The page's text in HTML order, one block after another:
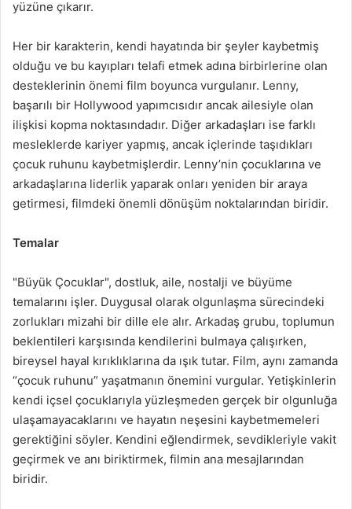
yüzüne çıkarır.
Her bir karakterin, kendi hayatında bir şeyler kaybetmiş
olduğu ve bu kayıpları telafi etmek adına birbirlerine olan
desteklerinin önemi film boyunca vurgulanır. Lenny,
başarılı bir Hollywood yapımcısıdır ancak ailesiyle olan
ilişkisi kopma noktasındadır. Diğer arkadaşları ise farklı
mesleklerde kariyer yapmış, ancak içlerinde taşıdıkları
çocuk ruhunu kaybetmişlerdir. Lenny’nin çocuklarına ve
arkadaşlarına liderlik yaparak onları yeniden bir araya
getirmesi, filmdeki önemli dönüşüm noktalarından biridir.
Temalar
"Büyük Çocuklar", dostluk, aile, nostalji ve büyüme
temalarını işler. Duygusal olarak olgunlaşma sürecindeki
zorlukları mizahi bir dille ele alır. Arkadaş grubu, toplumun
beklentileri karşısında kendilerini bulmaya çalışırken,
bireysel hayal kırıklıklarına da ışık tutar. Film, aynı zamanda
“çocuk ruhunu” yaşatmanın önemini vurgular. Yetişkinlerin
kendi içsel çocuklarıyla yüzleşmeden gerçek bir olgunluğa
ulaşamayacaklarını ve hayatın neşesini kaybetmemeleri
gerektiğini söyler. Kendini eğlendirmek, sevdikleriyle vakit
geçirmek ve anı biriktirmek, filmin ana mesajlarından
biridir.